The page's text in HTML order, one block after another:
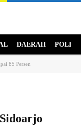
DAERAH
85 Persen